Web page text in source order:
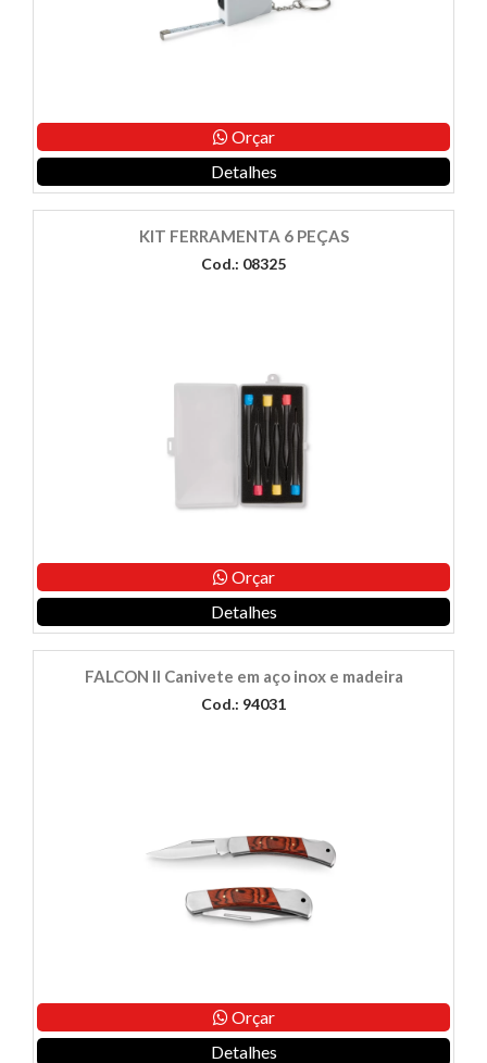
Orçar
Detalhes
KIT FERRAMENTA 6 PEÇAS
Cod.: 08325
Orçar
Detalhes
FALCON II Canivete em aço inox e madeira
Cod.: 94031
Orçar
Detalhes